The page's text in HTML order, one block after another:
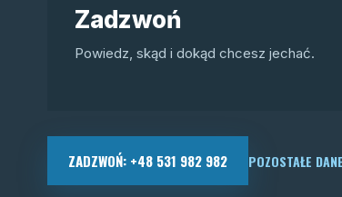
Zadzwoń
Powiedz, skąd i dokąd chcesz jechać.
ZADZWOŃ: +48 531 982 982 POZOSTAŁE